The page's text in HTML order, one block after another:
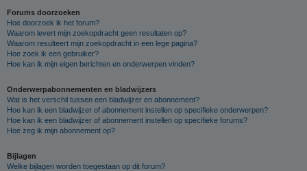
Forums doorzoeken
Hoe doorzoek ik het forum?
Waarom levert mijn zoekopdracht geen resultaten op?
Waarom resulteert mijn zoekopdracht in een lege pagina?
Hoe zoek ik een gebruiker?
Hoe kan ik mijn eigen berichten en onderwerpen vinden?
Onderwerpabonnementen en bladwijzers
Wat is het verschil tussen een bladwijzer en abonnement?
Hoe kan ik een bladwijzer of abonnement instellen op specifieke onderwerpen?
Hoe kan ik een bladwijzer of abonnement instellen op specifieke forums?
Hoe zeg ik mijn abonnement op?
Bijlagen
Welke bijlagen worden toegestaan op dit forum?